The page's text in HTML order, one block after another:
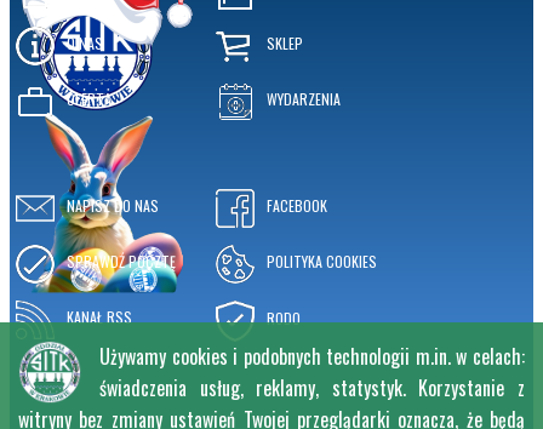
O NAS
OFERTA
SKLEP
WYDARZENIA
NAPISZ DO NAS
SPRAWDŹ POCZTĘ
KANAŁ RSS
FACEBOOK
POLITYKA COOKIES
RODO
Używamy cookies i podobnych technologii m.in. w celach:
świadczenia usług, reklamy, statystyk. Korzystanie z
witryny bez zmiany ustawień Twojej przeglądarki oznacza, że będą